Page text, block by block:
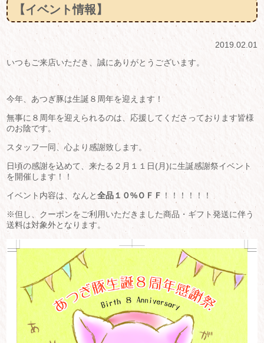
【イベント情報】
2019.02.01
いつもご来店いただき、誠にありがとうございます。
今年、あつぎ豚は生誕８周年を迎えます！
無事に８周年を迎えられるのは、応援してくださっております皆様
のお陰です。
スタッフ一同、心より感謝致します。
日頃の感謝を込めて、来たる２月１１日(月)に生誕感謝祭イベント
を開催します！！
イベント内容は、なんと全品１０%ＯＦＦ ！！！！！！
※但し、クーポンをご利用いただきました商品・ギフト発送に伴う
送料は対象外となります。